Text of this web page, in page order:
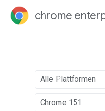
chrome
Alle Plattformen
Chrome 151